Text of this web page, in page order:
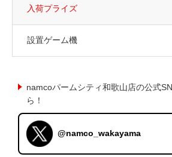
入荷プライズ
設置ゲーム機
namcoパームシティ和歌山店の公式
ら！
@namco_wakayama